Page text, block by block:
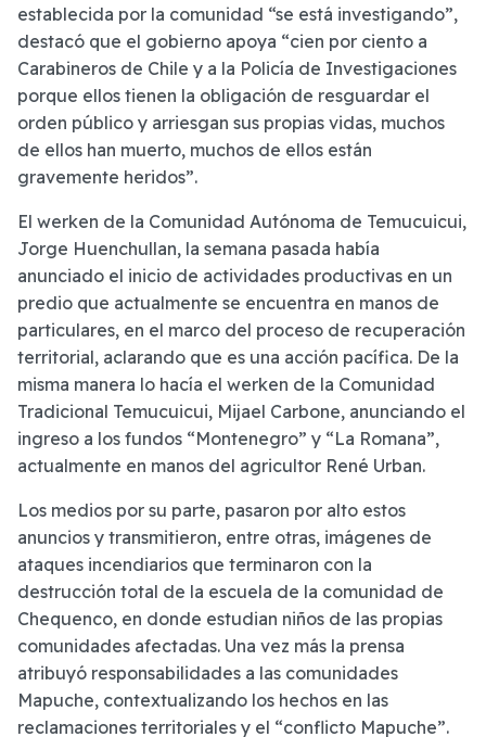
establecida por la comunidad “se está investigando”,
destacó que el gobierno apoya “cien por ciento a
Carabineros de Chile y a la Policía de Investigaciones
porque ellos tienen la obligación de resguardar el
orden público y arriesgan sus propias vidas, muchos
de ellos han muerto, muchos de ellos están
gravemente heridos”.
El werken de la Comunidad Autónoma de Temucuicui,
Jorge Huenchullan, la semana pasada había
anunciado el inicio de actividades productivas en un
predio que actualmente se encuentra en manos de
particulares, en el marco del proceso de recuperación
territorial, aclarando que es una acción pacífica. De la
misma manera lo hacía el werken de la Comunidad
Tradicional Temucuicui, Mijael Carbone, anunciando el
ingreso a los fundos “Montenegro” y “La Romana”,
actualmente en manos del agricultor René Urban.
Los medios por su parte, pasaron por alto estos
anuncios y transmitieron, entre otras, imágenes de
ataques incendiarios que terminaron con la
destrucción total de la escuela de la comunidad de
Chequenco, en donde estudian niños de las propias
comunidades afectadas. Una vez más la prensa
atribuyó responsabilidades a las comunidades
Mapuche, contextualizando los hechos en las
reclamaciones territoriales y el “conflicto Mapuche”.